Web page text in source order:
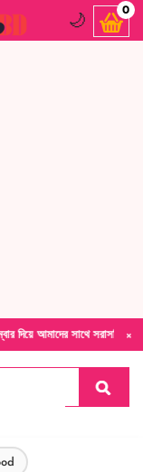
×
সাথে সরাসরি কথা বলুন|
🌙
0